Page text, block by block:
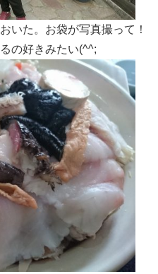
いた。お袋が写真撮って！
の好きみたい(^^;